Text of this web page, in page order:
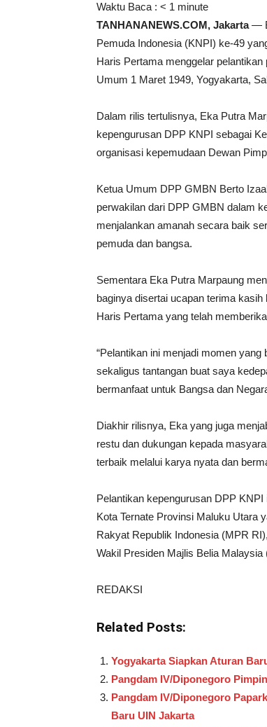
Waktu Baca : < 1 minute
TANHANANEWS.COM, Jakarta—
Pemuda Indonesia (KNPI) ke-49
Haris Pertama menggelar
Umum 1 Maret 1949, Yogyakarta,
Dalam rilis tertulisnya, Eka Putra
kepengurusan DPP KNPI sebagai
organisasi kepemudaan Dewan
Ketua Umum DPP GMBN Berto
perwakilan dari DPP GMBN dalam
menjalankan amanah secara baik
pemuda dan bangsa.
Sementara Eka Putra Marpaung
baginya disertai ucapan terima
Haris Pertama yang telah
“Pelantikan ini menjadi momen
sekaligus tantangan buat saya
bermanfaat untuk Bangsa dan
Diakhir rilisnya, Eka yang juga
restu dan dukungan kepada
terbaik melalui karya nyata dan
Pelantikan kepengurusan DPP
Kota Ternate Provinsi Maluku Utara
Rakyat Republik Indonesia (MPR
Wakil Presiden Majlis Belia Malaysia
REDAKSI
Related Posts:
Yogyakarta Siapkan Aturan
Pangdam IV/Diponegoro
Pangdam IV/Diponegoro
Baru UIN Jakarta